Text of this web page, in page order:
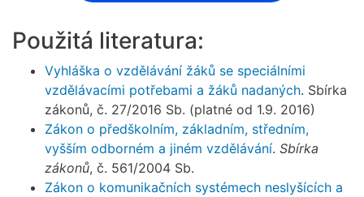
Použitá literatura:
Vyhláška o vzdělávání žáků se speciálními
vzdělávacími potřebami a žáků nadaných. Sbírka
zákonů, č. 27/2016 Sb. (platné od 1.9. 2016)
Zákon o předškolním, základním, středním,
vyšším odborném a jiném vzdělávání. Sbírka
zákonů, č. 561/2004 Sb.
Zákon o komunikačních systémech neslyšících a